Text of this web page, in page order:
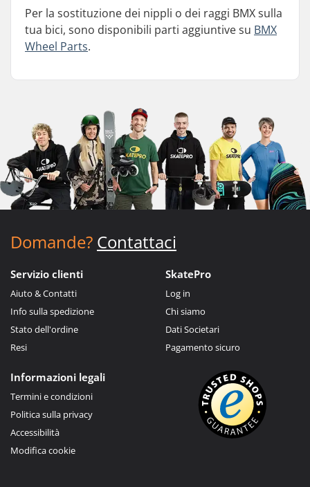
Per la sostituzione dei nippli o dei raggi BMX sulla
tua bici, sono disponibili parti aggiuntive su BMX
Wheel Parts.
Domande? Contattaci
Servizio clienti
Aiuto & Contatti
Info sulla spedizione
Stato dell'ordine
Resi
SkatePro
Log in
Chi siamo
Dati Societari
Pagamento sicuro
Informazioni legali
Termini e condizioni
Politica sulla privacy
Accessibilità
Modifica cookie